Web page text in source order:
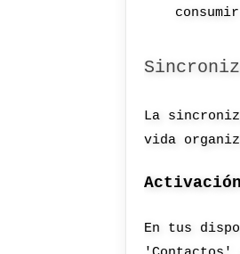
La
vida
En tus